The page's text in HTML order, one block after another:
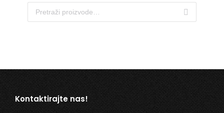
Kontaktirajte nas!